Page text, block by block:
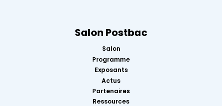
Salon Postbac
Salon
Programme
Exposants
Actus
Partenaires
Ressources